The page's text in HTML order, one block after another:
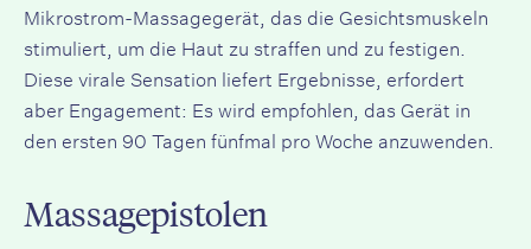
Mikrostrom-Massagegerät, das die Gesichtsmuskeln
stimuliert, um die Haut zu straffen und zu festigen.
Diese virale Sensation liefert Ergebnisse, erfordert
aber Engagement: Es wird empfohlen, das Gerät in
den ersten 90 Tagen fünfmal pro Woche anzuwenden.
Massagepistolen